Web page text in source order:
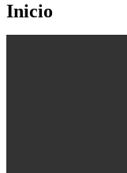
Inicio